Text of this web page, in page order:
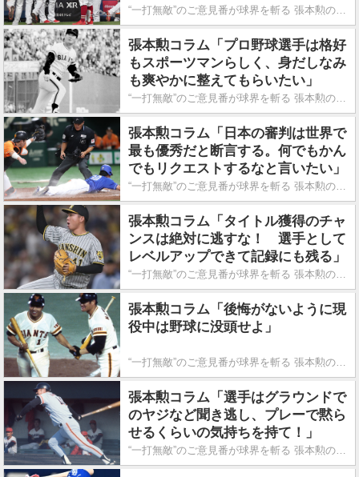
“一打無敵”のご意見番が球界を斬る 張本勲の喝!!
張本勲コラム「プロ野球選手は格好
もスポーツマンらしく、身だしなみ
も爽やかに整えてもらいたい」
“一打無敵”のご意見番が球界を斬る 張本勲の喝!!
張本勲コラム「日本の審判は世界で
最も優秀だと断言する。何でもかん
でもリクエストするなと言いたい」
“一打無敵”のご意見番が球界を斬る 張本勲の喝!!
張本勲コラム「タイトル獲得のチャ
ンスは絶対に逃すな！ 選手として
レベルアップできて記録にも残る」
“一打無敵”のご意見番が球界を斬る 張本勲の喝!!
張本勲コラム「後悔がないように現
役中は野球に没頭せよ」
“一打無敵”のご意見番が球界を斬る 張本勲の喝!!
張本勲コラム「選手はグラウンドで
のヤジなど聞き逃し、プレーで黙ら
せるくらいの気持ちを持て！」
“一打無敵”のご意見番が球界を斬る 張本勲の喝!!